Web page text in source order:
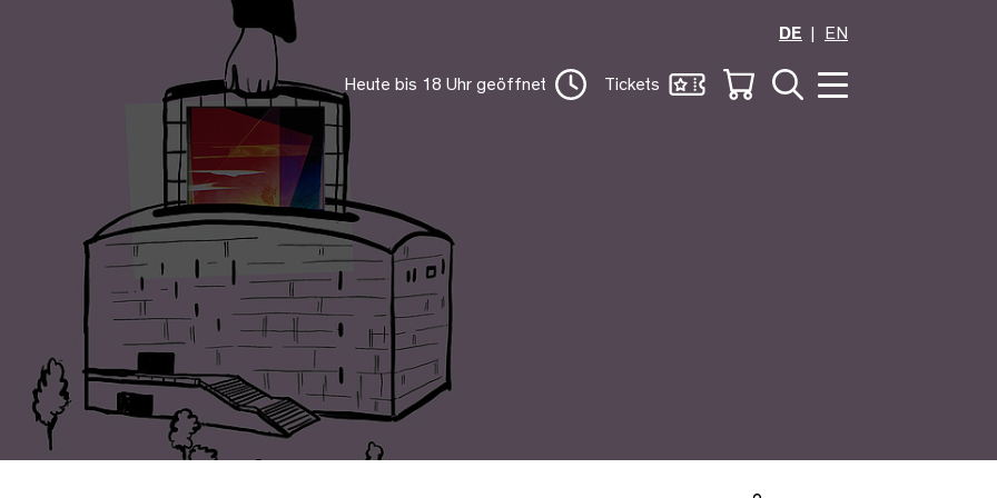
DE
EN
Heute bis 18 Uhr geöffnet Tickets